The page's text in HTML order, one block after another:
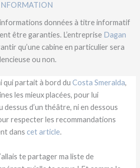
données à titre informatif
être garanties. L’entreprise Dagan
qu’une cabine en particulier sera
ou non.
qui partait à bord duCosta Smeralda,
les mieux placées, pour lui
dessus d’un théâtre, ni en dessous
respecter les recommandations
dans cet article.
te partager ma liste de